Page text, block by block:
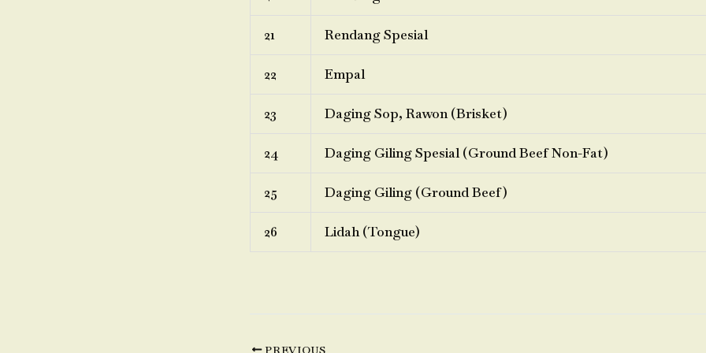
21 Rendang Spesial
22 Empal
23 Daging Sop, Rawon (Brisket)
24 Daging Giling Spesial (Ground Beef Non-Fat)
25 Daging Giling (Ground Beef)
26 Lidah (Tongue)
PREVIOUS